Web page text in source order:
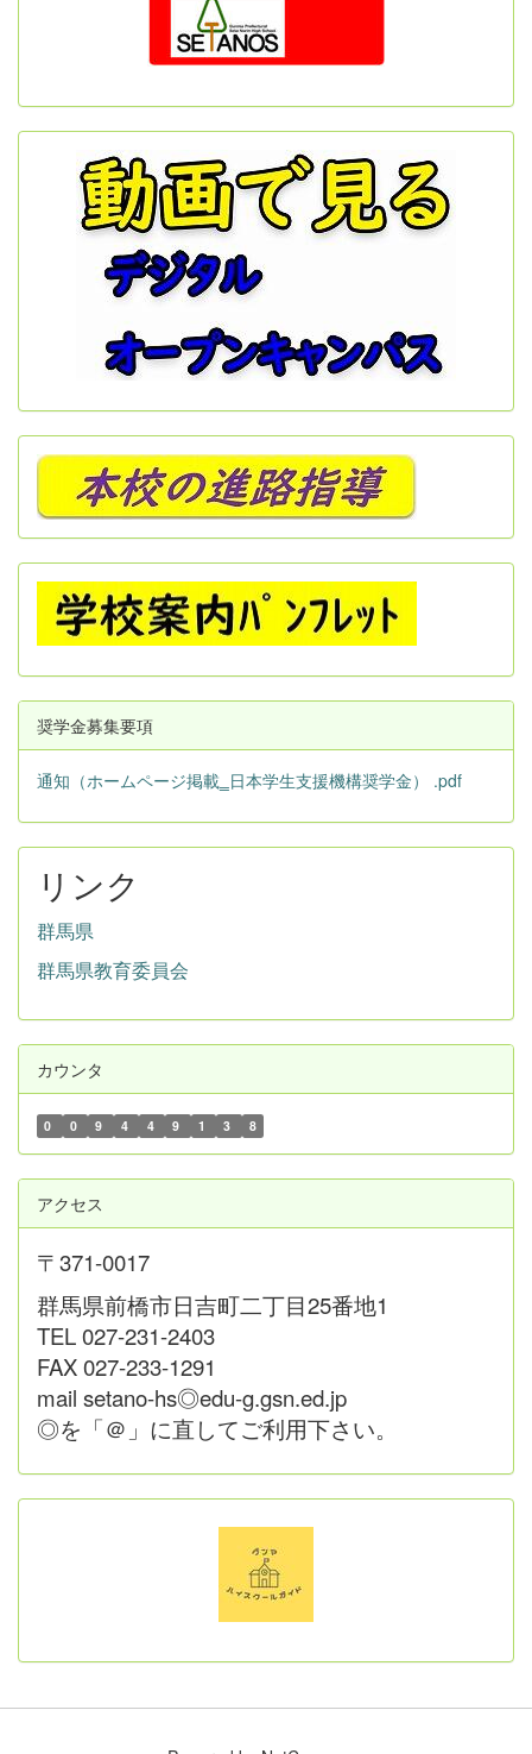
奨学金募集要項
通知（ホームページ掲載‗日本学生支援機構奨学金） .pdf
リンク
群馬県
群馬県教育委員会
カウンタ
0 0 9 4 4 9 1 3 8
アクセス
〒371-0017
群馬県前橋市日吉町二丁目25番地1
TEL 027-231-2403
FAX 027-233-1291
mail setano-hs◎edu-g.gsn.ed.jp
◎を「＠」に直してご利用下さい。